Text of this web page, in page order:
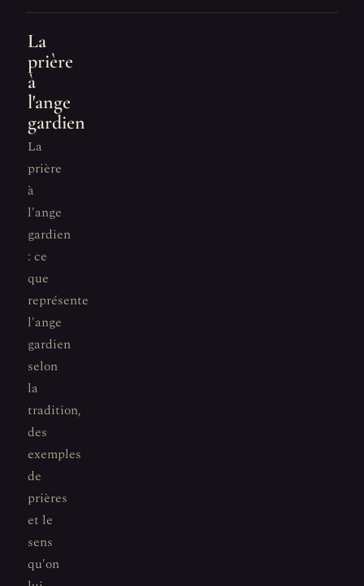
La
prière
à
l'ange
gardien
La
prière
à
l'ange
gardien
: ce
que
représente
l'ange
gardien
selon
la
tradition,
des
exemples
de
prières
et le
sens
qu'on